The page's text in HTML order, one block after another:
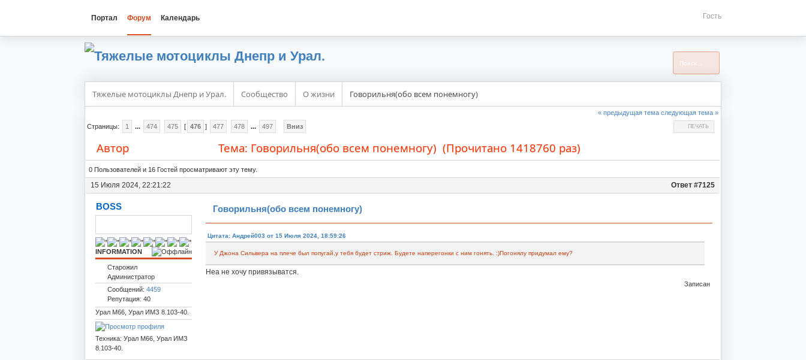
Гость
Портал Форум Календарь
Тяжелые мотоциклы Днепр и Урал. Сообщество О жизни Говорильня(обо всем понемногу)
« предыдущая тема следующая тема »
ПЕЧАТЬ
Страницы: 1 ... 474 475 [ 476 ] 477 478 ... 497 Вниз
Автор Тема: Говорильня(обо всем понемногу) (Прочитано 1418760 раз)
0 Пользователей и 16 Гостей просматривают эту тему.
15 Июля 2024, 22:21:22 Ответ #7125
BOSS
INFORMATION
Старожил
Администратор
Сообщений:4459
Репутация: 40
Урал М66, Урал ИМЗ 8.103-40.
Техника: Урал М66, Урал ИМЗ
8.103-40.
Говорильня(обо всем понемногу)
Цитата: Андрей003 от 15 Июля 2024, 18:59:26
У Джона Сильвера на плече был попугай,у тебя будет стриж. Будете наперегонки с ним гонять. :)Погонялу придумал ему?
Неа не хочу привязыватся.
Записан